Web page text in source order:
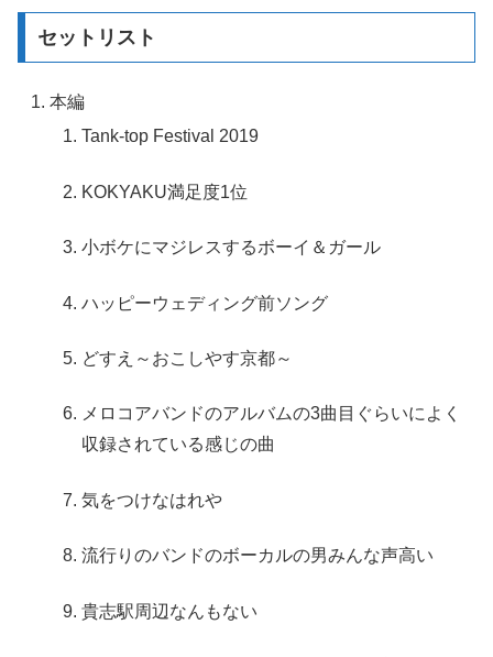
セットリスト
本編
Tank-top Festival 2019
KOKYAKU満足度1位
小ボケにマジレスするボーイ＆ガール
ハッピーウェディング前ソング
どすえ～おこしやす京都～
メロコアバンドのアルバムの3曲目ぐらいによく
収録されている感じの曲
気をつけなはれや
流行りのバンドのボーカルの男みんな声高い
貴志駅周辺なんもない